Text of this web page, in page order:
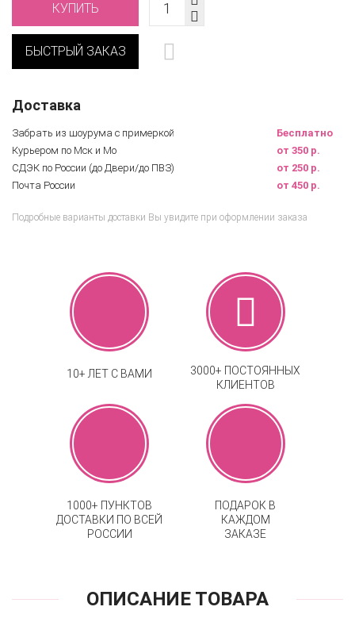
КУПИТЬ
БЫСТРЫЙ ЗАКАЗ
Доставка
Забрать из шоурума с примеркой
Бесплатно
Курьером по Мск и Мо
от 350 р.
СДЭК по России (до Двери/до ПВЗ)
от 250 р.
Почта России
от 450 р.
Подробные варианты доставки Вы увидите при оформлении заказа
10+ ЛЕТ С ВАМИ
3000+ ПОСТОЯННЫХ
КЛИЕНТОВ
1000+ ПУНКТОВ
ДОСТАВКИ ПО ВСЕЙ
РОССИИ
ПОДАРОК В
КАЖДОМ
ЗАКАЗЕ
ОПИСАНИЕ ТОВАРА